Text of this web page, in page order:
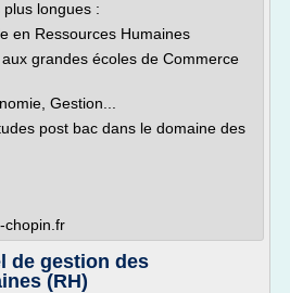
longues :
en Ressources Humaines
grandes écoles de Commerce
Gestion...
post bac dans le domaine des
chopin.fr
de gestion des
(RH)